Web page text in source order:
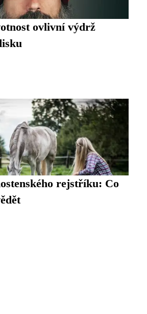
ovlivní výdrž
rejstříku: Co